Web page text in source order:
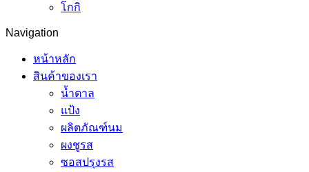
โกกิ
Navigation
หน้าหลัก
สินค้าของเรา
น้ำตาล
แป้ง
ผลิตภัณฑ์นม
ผงชูรส
ซอสปรุงรส